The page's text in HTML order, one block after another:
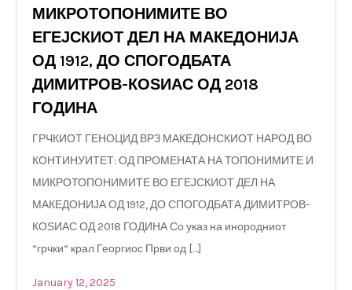
МИКРОТОПОНИМИТЕ ВО
ЕГЕЈСКИОТ ДЕЛ НА МАКЕДОНИЈА
ОД 1912, ДО СПОГОДБАТА
ДИМИТРОВ-КОЅИАС ОД 2018
ГОДИНА
ГРЧКИОТ ГЕНОЦИД ВРЗ МАКЕДОНСКИОТ НАРОД ВО
КОНТИНУИТЕТ: ОД ПРОМЕНАТА НА ТОПОНИМИТЕ И
МИКРОТОПОНИМИТЕ ВО ЕГЕЈСКИОТ ДЕЛ НА
МАКЕДОНИЈА ОД 1912, ДО СПОГОДБАТА ДИМИТРОВ-
КОЅИАС ОД 2018 ГОДИНА Со указ на инородниот
“грчки“ крал Георгиос Први од […]
January 12, 2025